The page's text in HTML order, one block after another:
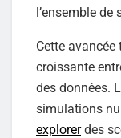
l’ensemble de
Cette
croissante
des données.
simulations
explorerdes